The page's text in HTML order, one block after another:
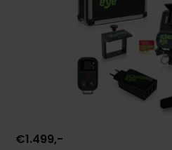
€1.499,-